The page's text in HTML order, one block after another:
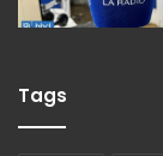
Tags